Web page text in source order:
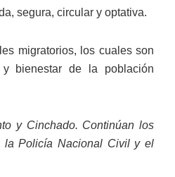
segura, circular y optativa.
migratorios, los cuales son
bienestar de la población
y Cinchado. Continúan los
la Policía Nacional Civil y el